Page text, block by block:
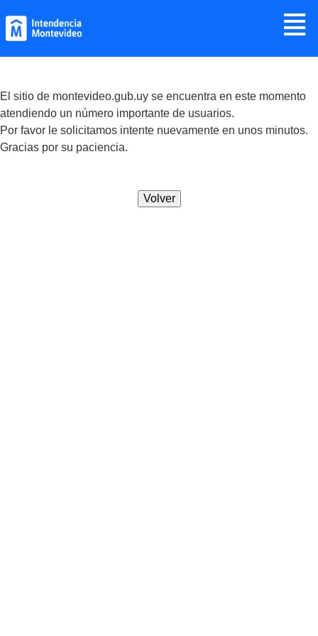
≣
El sitio de montevideo.gub.uy se encuentra en este momento
atendiendo un número importante de usuarios.
Por favor le solicitamos intente nuevamente en unos minutos.
Gracias por su paciencia.
Volver